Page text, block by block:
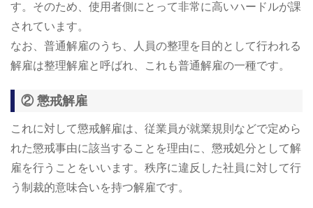
す。そのため、使用者側にとって非常に高いハードルが課
されています。
なお、普通解雇のうち、人員の整理を目的として行われる
解雇は整理解雇と呼ばれ、これも普通解雇の一種です。
② 懲戒解雇
これに対して懲戒解雇は、従業員が就業規則などで定めら
れた懲戒事由に該当することを理由に、懲戒処分として解
雇を行うことをいいます。秩序に違反した社員に対して行
う制裁的意味合いを持つ解雇です。